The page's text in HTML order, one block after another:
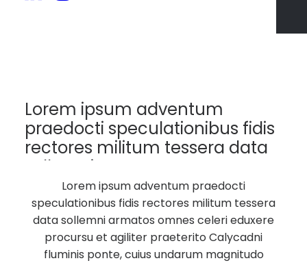
Lorem ipsum adventum
praedocti speculationibus fidis
rectores militum tessera data
sollemni armatos.
Lorem ipsum adventum praedocti
speculationibus fidis rectores militum tessera
data sollemni armatos omnes celeri eduxere
procursu et agiliter praeterito Calycadni
fluminis ponte, cuius undarum magnitudo